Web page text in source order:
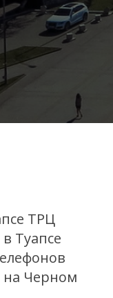
ТРЦ
Туапсе
на Черном